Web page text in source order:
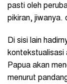
pasti oleh
pikiran, jiwanya.
Di sisi lain
kontekstualisasi
Papua akan
menurut